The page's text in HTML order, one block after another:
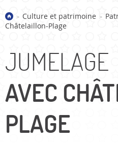
> Culture et patrimoine >
Châtelaillon-Plage
JUMELAGE
AVEC
PLAGE